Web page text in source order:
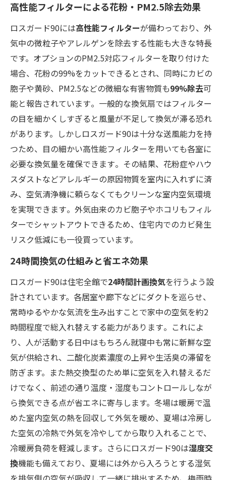
高性能フィルターによる花粉・PM2.5除去効果
ロスガード90には高性能フィルターが備わっており、外
気中の微粒子やアレルゲンを除去する性能も大きな特長
です。オプションのPM2.5対応フィルターを取り付けた
場合、花粉の99%をカットできるとされ​、同時にカビの
胞子や黄砂、PM2.5などの微細な有害物質も99%除去可
能と報告されています​。一般的な換気扇ではフィルター
の目を細かくしすぎると風量が不足して換気が滞る恐れ
があります。しかしロスガード90は十分な送風能力を持
つため、目の細かい高性能フィルターを用いても各室に
必要な換気量を確保できます​。その結果、花粉症やハウ
スダストなどアレルギーの原因物質を室内に入れずに済
み、空気清浄機に頼らなくてもクリーンな室内空気環境
を実現できます​。外気由来のカビ胞子やホコリもフィル
ターでシャットアウトできるため、住宅内でのカビ発生
リスク低減にも一役買っています。
24時間換気の仕組みと省エネ効果
ロスガード90は住宅全館で24時間計画換気を行うよう設
計されています。各居室や廊下などにダクトを巡らせ、
常時ゆるやかな気流を生み出すことで家中の空気を約2
時間程度で総入れ替えする能力があります​。これによ
り、人が活動する日中はもちろん就寝中も常に新鮮な空
気が供給され、二酸化炭素濃度の上昇や生活臭の滞留を
防ぎます。また熱交換型のため単に空気を入れ替えるだ
けでなく、前述の通り温度・湿度もコントロールしなが
ら換気できる点が省エネに寄与します。冬場は暖房で温
めた室内空気の熱を回収して外気を暖め、夏場は冷房し
た空気の冷熱で外気を冷やしてから取り入れることで、
冷暖房負荷を軽減します​。さらにロスガード90は湿度交
換機能も備えており、夏場には外から入ろうとする湿気